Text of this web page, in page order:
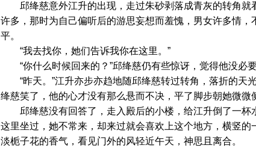
邱绛慈意外江升的出现，走过朱砂剥落成青灰的转角就
许多，那时为自己偏听后的游思妄想而羞愧，男女许多情
平。
“我去找你，她们告诉我你在这里。”
“你什么时候回来的？”邱绛慈仍有些惊讶，觉得他没必
“昨天。”江升亦步亦趋地随邱绛慈转过转角，落折的天
绛慈笑了，他的心才没有那么悬而不决，平了脚步朝她微微
邱绛慈没有回答了，走入殿后的小楼，给江升倒了一杯
这里坐过，她不常来，却来过就会喜欢上这个地方，横竖
淡栀子花的香气，看见门外的风轻近午天，神思且离合。